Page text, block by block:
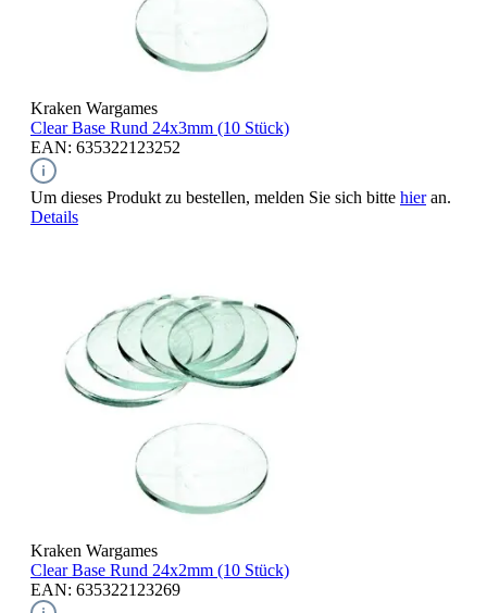
Kraken Wargames
Clear Base Rund 24x3mm (10 Stück)
EAN: 635322123252
Um dieses Produkt zu bestellen, melden Sie sich bitte hieran.
Details
Kraken Wargames
Clear Base Rund 24x2mm (10 Stück)
EAN: 635322123269